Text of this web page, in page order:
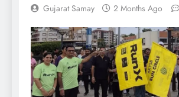
Gujarat Samay 2 Months Ago